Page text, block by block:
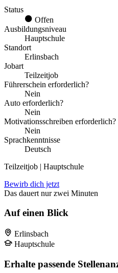
Status
Offen
Ausbildungsniveau
Hauptschule
Standort
Erlinsbach
Jobart
Teilzeitjob
Führerschein erforderlich?
Nein
Auto erforderlich?
Nein
Motivationsschreiben erforderlich?
Nein
Sprachkenntnisse
Deutsch
Teilzeitjob | Hauptschule
Bewirb dich jetzt
Das dauert nur zwei Minuten
Auf einen Blick
Erlinsbach
Hauptschule
Erhalte passende